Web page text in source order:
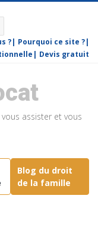
?
Pourquoi ce site ?
Devis gratuit
assister et vous
Blog du droit
de la famille